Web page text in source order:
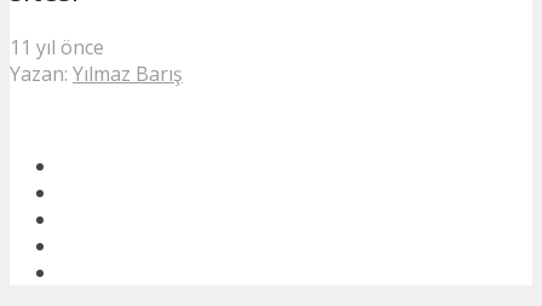
11 yıl önce
Yazan: Yılmaz Barış